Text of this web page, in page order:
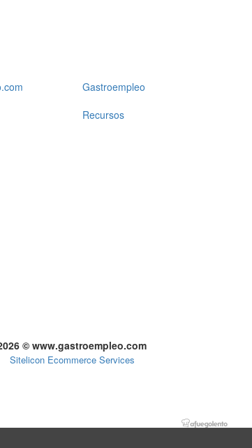
Gastroempleo
Recursos
© www.gastroempleo.com
Sitelicon Ecommerce Services